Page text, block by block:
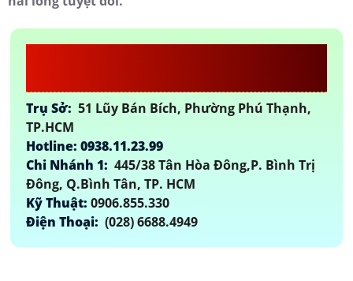
Trụ Sở: 51 Lũy Bán Bích, Phường Phú Thạnh,
TP.HCM
Hotline: 0938.11.23.99
Chi Nhánh 1: 445/38 Tân Hòa Đông,P. Bình Trị
Đông, Q.Bình Tân, TP. HCM
Kỹ Thuật: 0906.855.330
Điện Thoại: (028) 6688.4949